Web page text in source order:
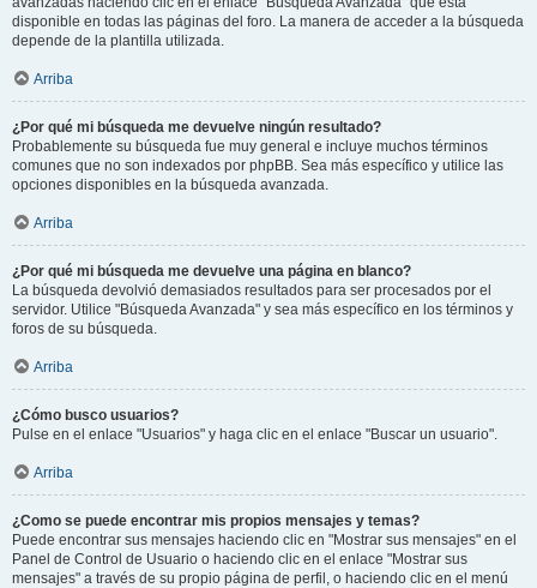
disponible en todas las páginas del foro. La manera de acceder a la búsqueda
depende de la plantilla utilizada.
Arriba
¿Por qué mi búsqueda me devuelve ningún resultado?
Probablemente su búsqueda fue muy general e incluye muchos términos
comunes que no son indexados por phpBB. Sea más específico y utilice las
opciones disponibles en la búsqueda avanzada.
Arriba
¿Por qué mi búsqueda me devuelve una página en blanco?
La búsqueda devolvió demasiados resultados para ser procesados por el
servidor. Utilice "Búsqueda Avanzada" y sea más específico en los términos y
foros de su búsqueda.
Arriba
¿Cómo busco usuarios?
Pulse en el enlace "Usuarios" y haga clic en el enlace "Buscar un usuario".
Arriba
¿Como se puede encontrar mis propios mensajes y temas?
Puede encontrar sus mensajes haciendo clic en "Mostrar sus mensajes" en el
Panel de Control de Usuario o haciendo clic en el enlace "Mostrar sus
mensajes" a través de su propio página de perfil, o haciendo clic en el menú